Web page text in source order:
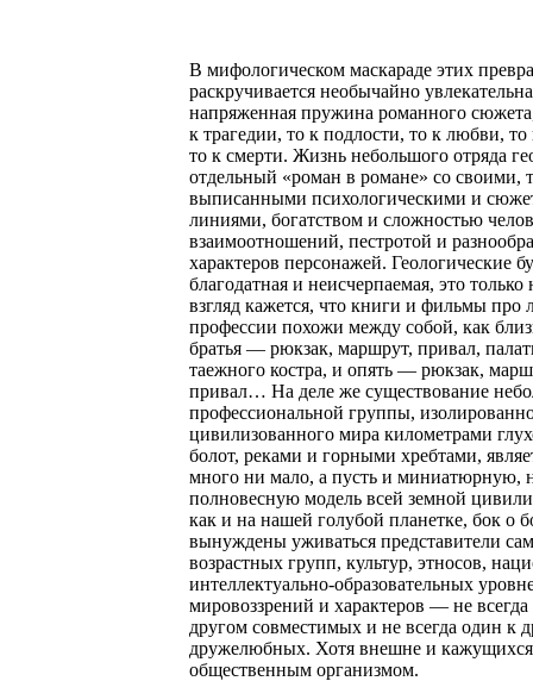
В мифологическом маскараде этих
раскручивается необычайно
напряженная пружина романного
к трагедии, то к подлости, то к любви, то
то к смерти. Жизнь небольшого отряда
отдельный «роман в романе» со своими,
выписанными психологическими и
линиями, богатством и сложностью
взаимоотношений, пестротой и
характеров персонажей. Геологические
благодатная и неисчерпаемая, это
взгляд кажется, что книги и фильмы про
профессии похожи между собой, как
братья — рюкзак, маршрут, привал,
таежного костра, и опять — рюкзак,
привал… На деле же существование
профессиональной группы,
цивилизованного мира километрами
болот, реками и горными хребтами,
много ни мало, а пусть и миниатюрную,
полновесную модель всей земной
как и на нашей голубой планетке, бок о
вынуждены уживаться представители
возрастных групп, культур, этносов,
интеллектуально-образовательных
мировоззрений и характеров — не всегда
другом совместимых и не всегда один к
дружелюбных. Хотя внешне и
общественным организмом.